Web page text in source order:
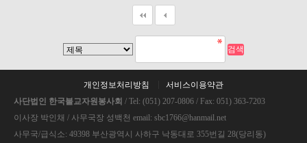
개인정보처리방침
서비스이용약관
사단법인 한국불교자원봉사회 / Tel: (051) 207-0806 / Fax: 051) 363-7203
이사장 박인채 / 사무국장 성백천 email: sbc1766@hanmail.net
사무국/급식소: 49398 부산광역시 사하구 낙동대로 355번길 28(당리동)